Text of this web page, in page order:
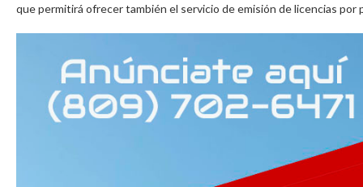
que permitirá ofrecer también el servicio de emisión de licencias